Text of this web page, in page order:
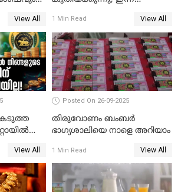
രൂപ
View All
1040 രൂപ
1 Min Read View All
View All
Posted On 26-09-2025
തിരുവോണം ബംബര്‍
ഭാഗ്യശാലിയെ നാളെ അറിയാം
1 Min Read View All